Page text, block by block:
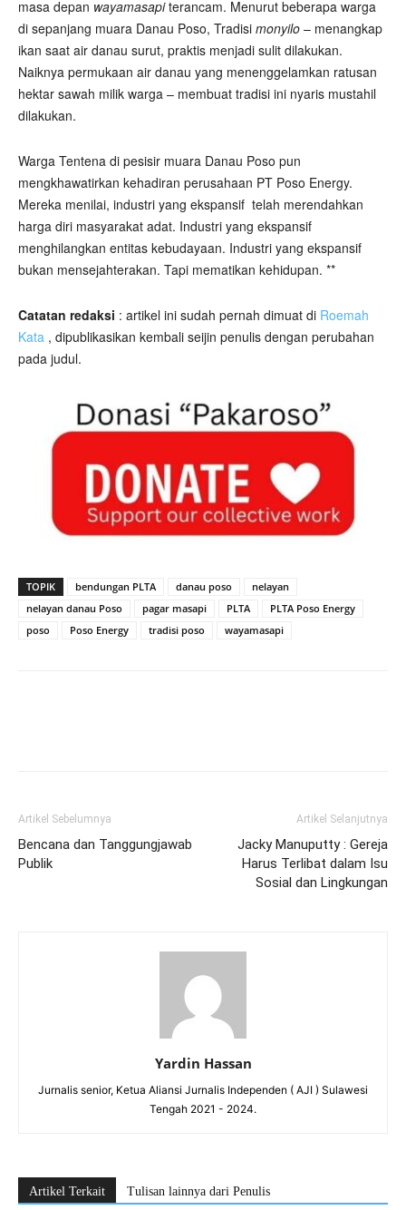
masa depan wayamasapiterancam. Menurut beberapa warga
di sepanjang muara Danau Poso, Tradisi monyilo – menangkap
ikan saat air danau surut, praktis menjadi sulit dilakukan.
Naiknya permukaan air danau yang menenggelamkan ratusan
hektar sawah milik warga – membuat tradisi ini nyaris mustahil
dilakukan.
Warga Tentena di pesisir muara Danau Poso pun
mengkhawatirkan kehadiran perusahaan PT Poso Energy.
Mereka menilai, industri yang ekspansif telah merendahkan
harga diri masyarakat adat. Industri yang ekspansif
menghilangkan entitas kebudayaan. Industri yang ekspansif
bukan mensejahterakan. Tapi mematikan kehidupan. **
Catatan redaksi : artikel ini sudah pernah dimuat di Roemah
Kata , dipublikasikan kembali seijin penulis dengan perubahan
pada judul.
TOPIK bendungan PLTA danau poso
nelayan
nelayan danau Poso
pagar masapi PLTA
PLTA Poso Energy
poso
Poso Energy tradisi poso wayamasapi
Artikel Sebelumnya
Bencana dan Tanggungjawab
Publik
Artikel Selanjutnya
Jacky Manuputty : Gereja
Harus Terlibat dalam Isu
Sosial dan Lingkungan
Yardin Hassan
Jurnalis senior, Ketua Aliansi Jurnalis Independen ( AJI ) Sulawesi
Tengah 2021 - 2024.
Artikel Terkait Tulisan lainnya dari Penulis